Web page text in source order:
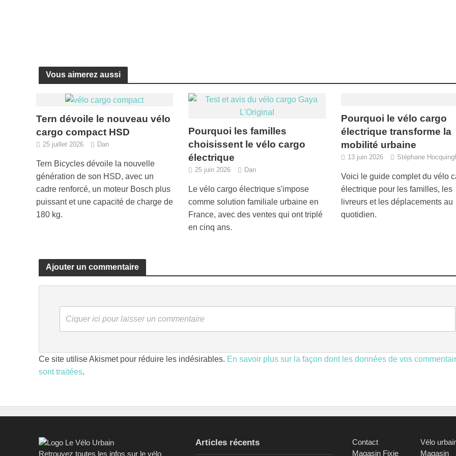
Vous aimerez aussi
Tern dévoile le nouveau vélo
cargo compact HSD
25 juillet 2026 Dan
Tern Bicycles dévoile la nouvelle
génération de son HSD, avec un
cadre renforcé, un moteur Bosch plus
puissant et une capacité de charge de
180 kg.
Pourquoi les familles
choisissent le vélo cargo
électrique
25 juin 2026 Dan
Le vélo cargo électrique s'impose
comme solution familiale urbaine en
France, avec des ventes qui ont triplé
en cinq ans.
Pourquoi le vélo cargo
électrique transforme la
mobilité urbaine
13 juin 2026 Stéphane
Voici le guide complet du vélo
électrique pour les familles, les
livreurs et les déplacements au
quotidien.
Ajouter un commentaire
Ciquer ici pour laisser un commentaire
Ce site utilise Akismet pour réduire les indésirables. En savoir plus sur la façon dont les données de vos
sont traitées.
Retrouvez toutes les infos sur le vélo
Articles récents Contact
Vélo
Magasin Fixie
Magasin